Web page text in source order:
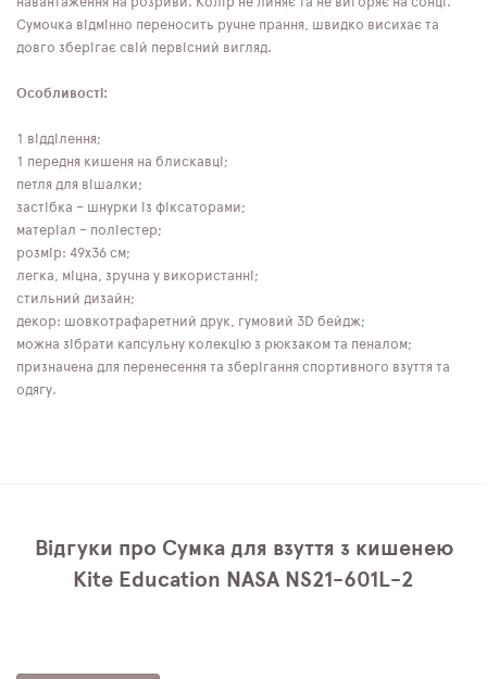
Сумочка відмінно переносить ручне прання, швидко висихає та
довго зберігає свій первісний вигляд.
Особливості:
1 відділення;
1 передня кишеня на блискавці;
петля для вішалки;
застібка – шнурки із фіксаторами;
матеріал – поліестер;
розмір: 49x36 см;
легка, міцна, зручна у використанні;
стильний дизайн;
декор: шовкотрафаретний друк, гумовий 3D бейдж;
можна зібрати капсульну колекцію з рюкзаком та пеналом;
призначена для перенесення та зберігання спортивного взуття та
одягу.
Відгуки про Сумка для взуття з кишенею
Kite Education NASA NS21-601L-2